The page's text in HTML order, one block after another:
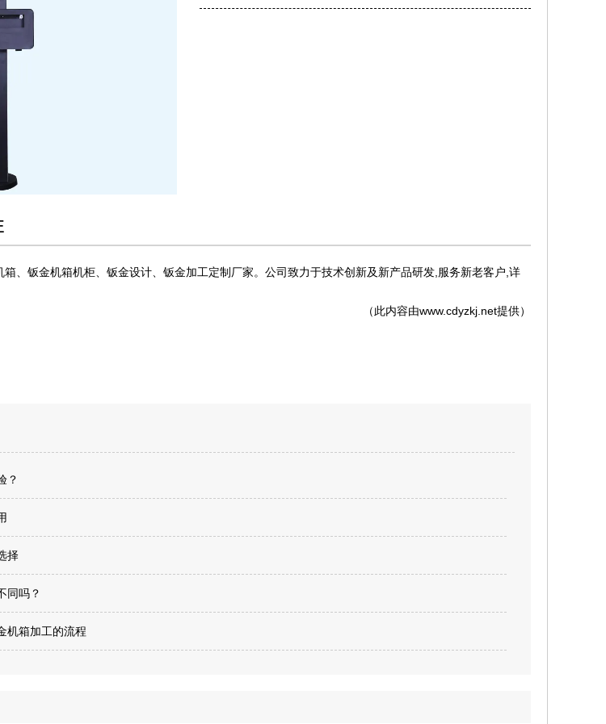
、钣金机箱机柜、钣金设计、钣金加工定制厂家。公司致力于技术创新及新产品研发,服务新老客户,详
（此内容由www.cdyzkj.net提供）
？
择
同吗？
机箱加工的流程